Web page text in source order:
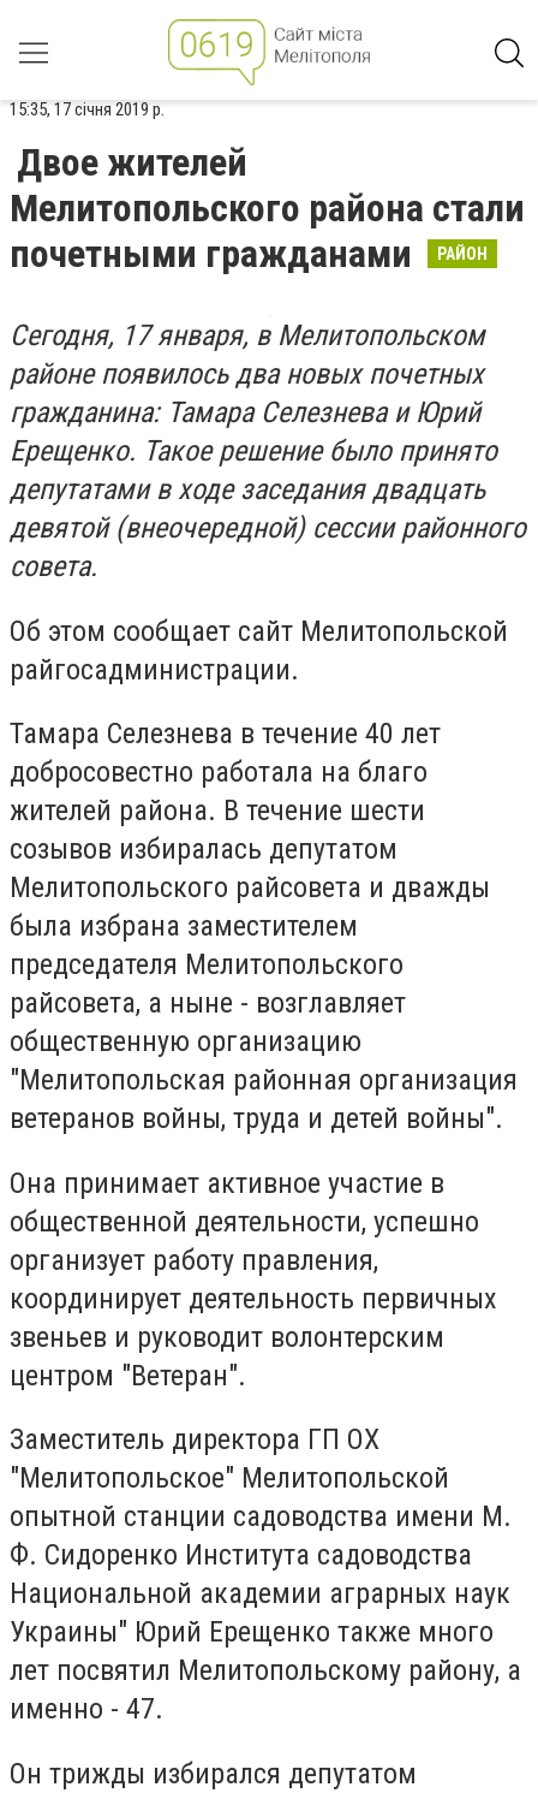
15:35, 17 січня 2019 р.
Двое жителей
Мелитопольского района стали
почетными гражданами
РАЙОН
Сегодня, 17 января, в Мелитопольском
районе появилось два новых почетных
гражданина: Тамара Селезнева и Юрий
Ерещенко. Такое решение было принято
депутатами в ходе заседания двадцать
девятой (внеочередной) сессии районного
совета.
Об этом сообщает сайт Мелитопольской
райгосадминистрации.
Тамара Селезнева в течение 40 лет
добросовестно работала на благо
жителей района. В течение шести
созывов избиралась депутатом
Мелитопольского райсовета и дважды
была избрана заместителем
председателя Мелитопольского
райсовета, а ныне - возглавляет
общественную организацию
"Мелитопольская районная организация
ветеранов войны, труда и детей войны".
Она принимает активное участие в
общественной деятельности, успешно
организует работу правления,
координирует деятельность первичных
звеньев и руководит волонтерским
центром "Ветеран".
Заместитель директора ГП ОХ
"Мелитопольское" Мелитопольской
опытной станции садоводства имени М.
Ф. Сидоренко Института садоводства
Национальной академии аграрных наук
Украины" Юрий Ерещенко также много
лет посвятил Мелитопольскому району, а
именно - 47.
Он трижды избирался депутатом